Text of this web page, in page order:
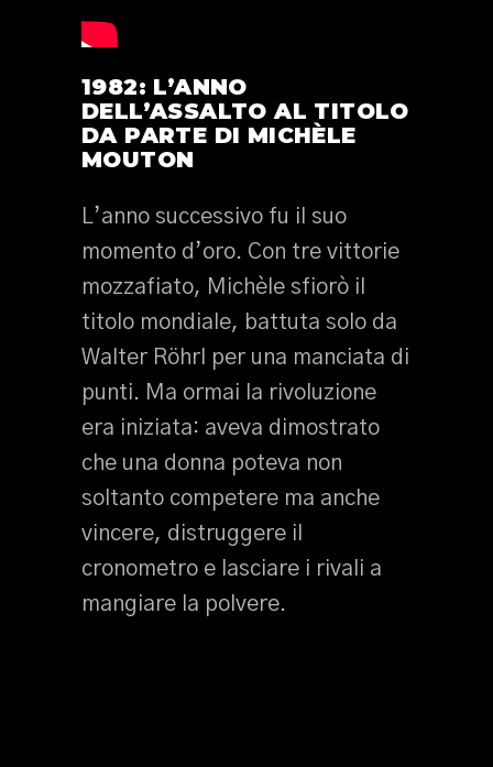
1982: L’ANNO
DELL’ASSALTO AL TITOLO
DA PARTE DI MICHÈLE
MOUTON
L’anno successivo fu il suo
momento d’oro. Con tre vittorie
mozzafiato, Michèle sfiorò il
titolo mondiale, battuta solo da
Walter Röhrl per una manciata di
punti. Ma ormai la rivoluzione
era iniziata: aveva dimostrato
che una donna poteva non
soltanto competere ma anche
vincere, distruggere il
cronometro e lasciare i rivali a
mangiare la polvere.